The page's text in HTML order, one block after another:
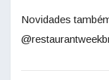
Novidades